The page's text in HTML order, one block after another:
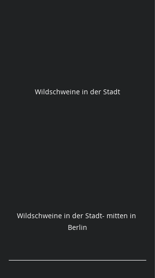
Wildschweine in der Stadt
Wildschweine in der Stadt- mitten in
Berlin